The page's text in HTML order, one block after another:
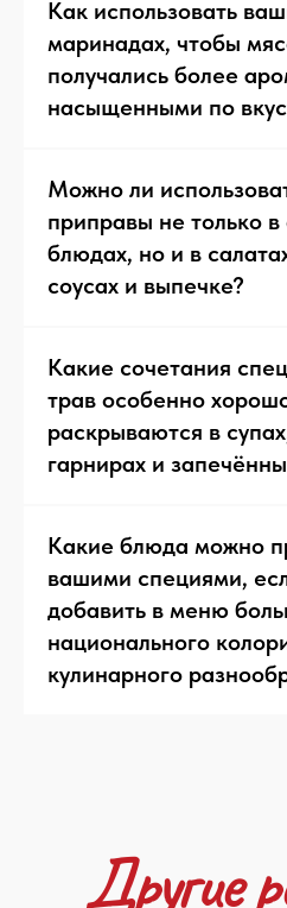
Как использовать
маринадах, чтобы
получались более
насыщенными по
Можно ли
приправы не только
блюдах, но и в
соусах и выпечке?
Какие сочетания
трав особенно
раскрываются в
гарнирах и
Какие блюда можно
вашими специями,
добавить в меню
национального
кулинарного
Другие
Рецепты из курицы